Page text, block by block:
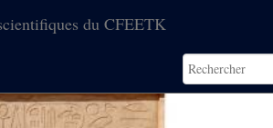
du CFEETK